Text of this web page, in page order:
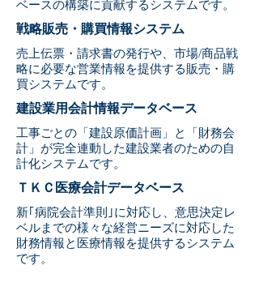
ベースの構築に貢献するシステムです。
戦略販売・購買情報システム
売上伝票・請求書の発行や、市場/商品戦
略に必要な営業情報を提供する販売・購
買システムです。
建設業用会計情報データベース
工事ごとの「建設原価計画」と「財務会
計」が完全連動した建設業者のための自
計化システムです。
ＴＫＣ医療会計データベース
新｢病院会計準則｣に対応し、意思決定レ
ベルまでの様々な経営ニーズに対応した
財務情報と医療情報を提供するシステム
です。